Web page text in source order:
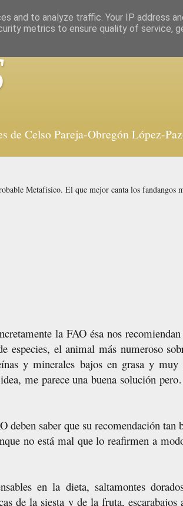
de Celso Pareja-Obregón López-
Metafísico. El que mejor canta los fandangos
la FAO ésa nos
especies, el animal más numeroso
y minerales bajos en grasa y muy
me parece una buena solución
saber que su recomendación tan
no está mal que lo reafirmen a
en la dieta, saltamontes
de la siesta y de la fruta,
and to analyze traffic. Your IP address
metrics to ensure quality of service,